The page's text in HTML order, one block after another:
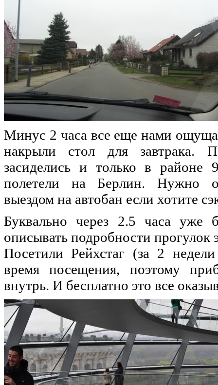
Минус 2 часа все еще нами
накрыли стол для завтрака.
засиделись и только в районе
полетели на Берлин. Нужно
выездом на автобан если хотите
Буквально через 2.5 часа
описывать подробности прогулок
Посетили Рейхстаг (за 2
время посещения, поэтому
внутрь. И бесплатно это все